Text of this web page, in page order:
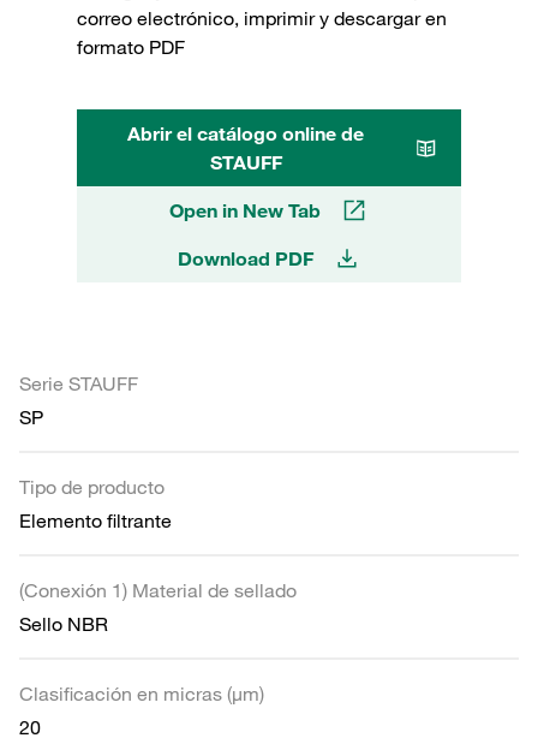
correo electrónico, imprimir y descargar en
formato PDF
Abrir el catálogo online de
STAUFF
Open in New Tab
Download PDF
Serie STAUFF
SP
Tipo de producto
Elemento filtrante
(Conexión 1) Material de sellado
Sello NBR
Clasificación en micras (µm)
20